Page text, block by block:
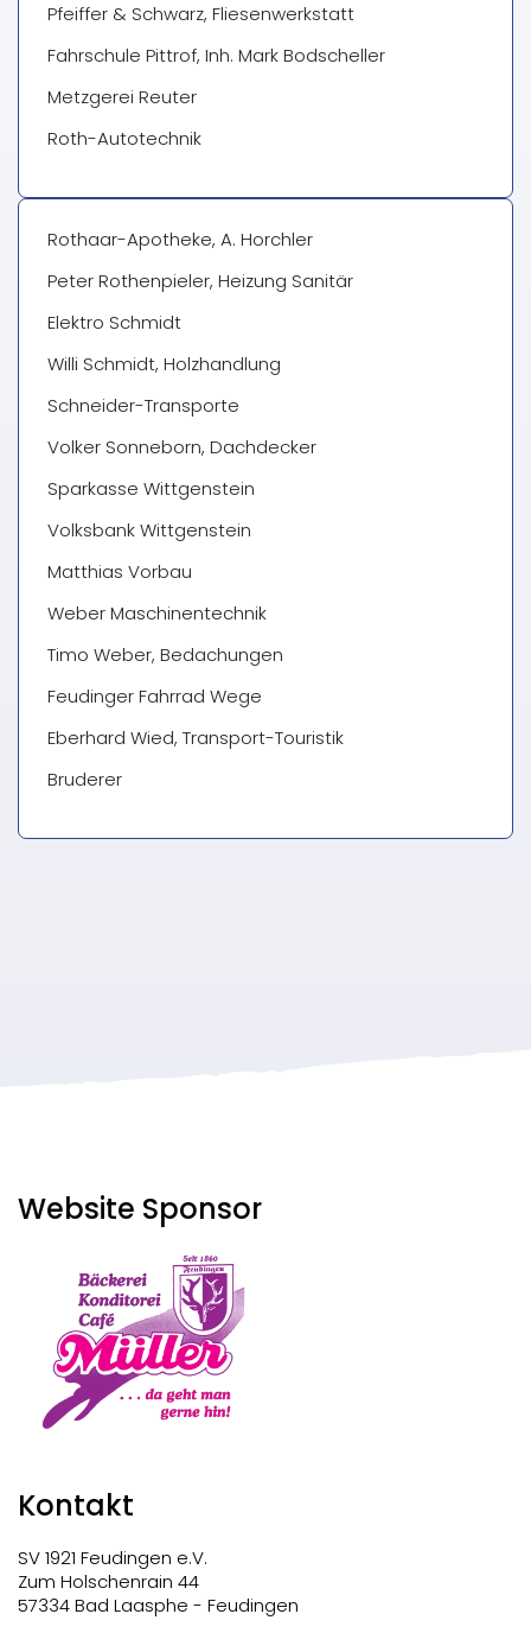
Pfeiffer & Schwarz, Fliesenwerkstatt
Fahrschule Pittrof, Inh. Mark Bodscheller
Metzgerei Reuter
Roth-Autotechnik
Rothaar-Apotheke, A. Horchler
Peter Rothenpieler, Heizung Sanitär
Elektro Schmidt
Willi Schmidt, Holzhandlung
Schneider-Transporte
Volker Sonneborn, Dachdecker
Sparkasse Wittgenstein
Volksbank Wittgenstein
Matthias Vorbau
Weber Maschinentechnik
Timo Weber, Bedachungen
Feudinger Fahrrad Wege
Eberhard Wied, Transport-Touristik
Bruderer
Website Sponsor
Kontakt
SV 1921 Feudingen e.V.
Zum Holschenrain 44
57334 Bad Laasphe - Feudingen